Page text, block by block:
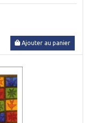
Ajouter au panier